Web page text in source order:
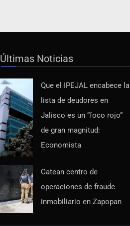
Últimas Noticias
Que el IPEJAL encabece la
lista de deudores en
Jalisco es un “foco rojo”
de gran magnitud:
Economista
Catean centro de
operaciones de fraude
inmobiliario en Zapopan